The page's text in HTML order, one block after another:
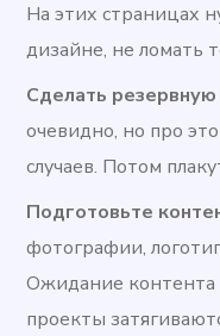
На этих страницах
дизайне, не ломать
Сделать резервную
очевидно, но про
случаев. Потом
Подготовьте
фотографии,
Ожидание контента
проекты